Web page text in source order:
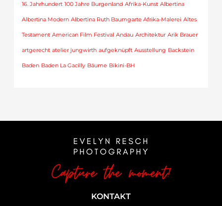
16. Jahrhundert 100 Jahre Burgenland Afrika-Kunst Albertina
Albertina Modern Albertina Ruth Baumgarte Afrika-Malerei Altes
Testament American Film Festival Andau Architektur Arik Brauer
artgerecht atelier jungwirth aufgeknüpft Ausstellung Backstein
Baden Baden La Gacilly Bäume Bikini-BH
KONTAKT